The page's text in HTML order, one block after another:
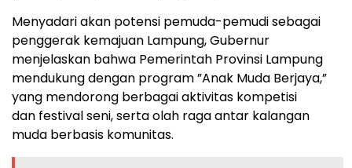
Menyadari akan potensi pemuda-pemudi sebagai
penggerak kemajuan Lampung, Gubernur
menjelaskan bahwa Pemerintah Provinsi Lampung
mendukung dengan program ”Anak Muda Berjaya,”
yang mendorong berbagai aktivitas kompetisi
dan festival seni, serta olah raga antar kalangan
muda berbasis komunitas.